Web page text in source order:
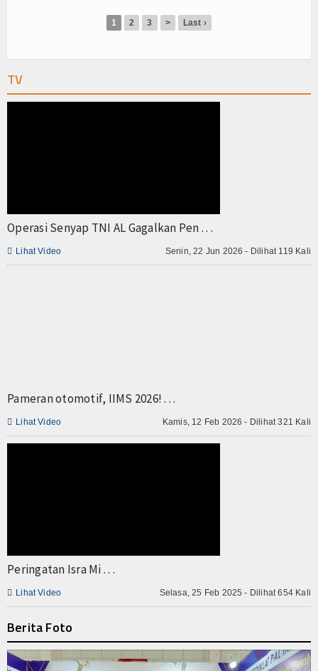
Sorot
TV
Channel
1 2 3 > Last ›
TV
Operasi Senyap TNI AL Gagalkan Pen . . .
Senin, 22 Jun 2026 - Dilihat 119 Kali
 Lihat Video
Pameran otomotif, IIMS 2026! . . .
Kamis, 12 Feb 2026 - Dilihat 321 Kali
 Lihat Video
Peringatan Isra Mi . . .
Selasa, 25 Feb 2025 - Dilihat 654 Kali
 Lihat Video
Berita Foto